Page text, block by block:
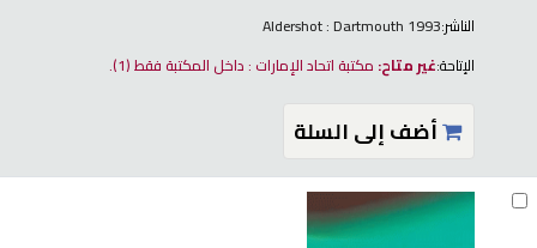
الناشر:Aldershot : Dartmouth 1993
الإتاحة:غير متاح: مكتبة اتحاد الإمارات : داخل المكتبة فقط(1).
أضف إلى السلة